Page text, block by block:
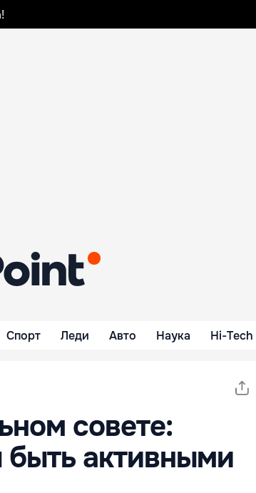
Спорт Леди Авто Наука Hi-Tech
совете:
активными